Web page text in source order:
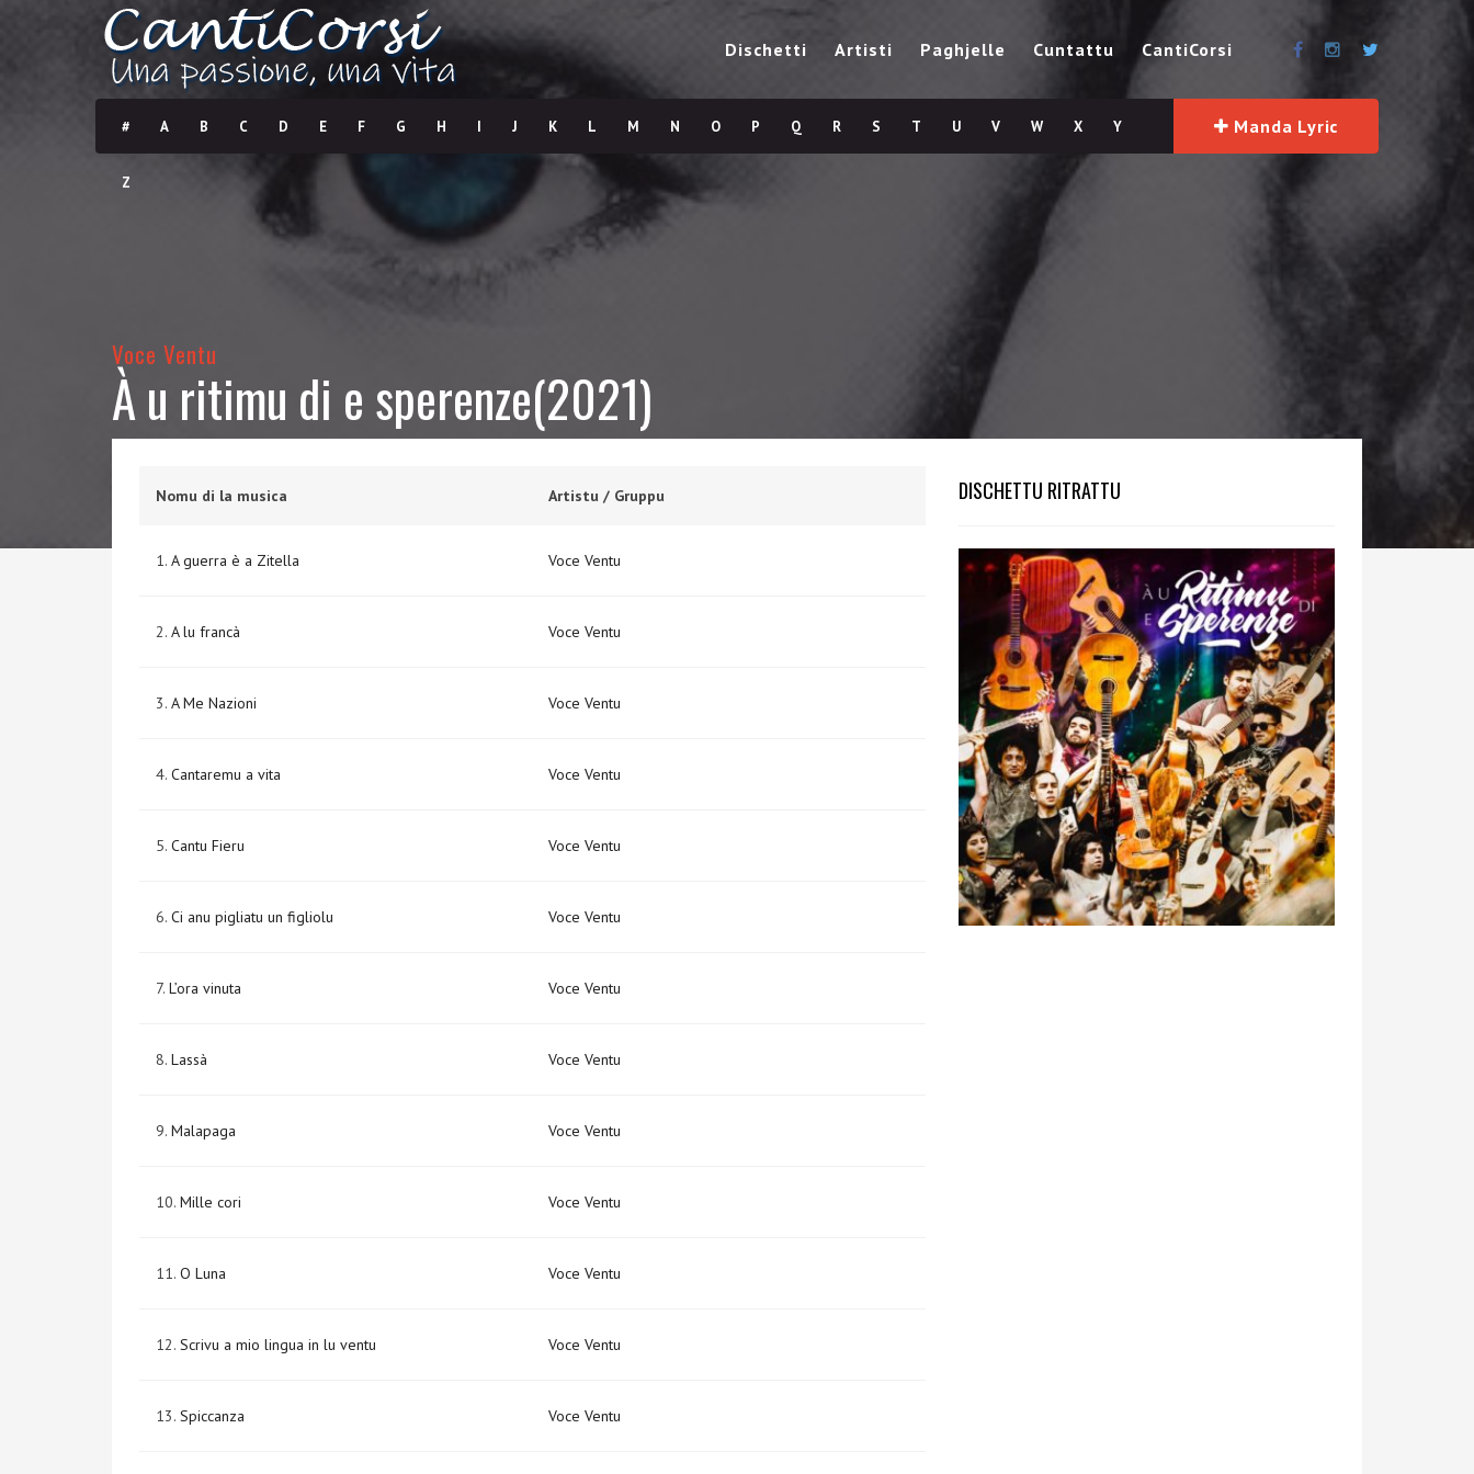
Dischetti Artisti Paghjelle Cuntattu CantiCorsi
# A B C D E F G H I J K L M N O P Q R S T U V W X Y
Z
Manda Lyric
Voce Ventu
À u ritimu di e sperenze(2021)
Nomu di la musica Artistu / Gruppu
1. A guerra è a Zitella Voce Ventu
2. A lu francà Voce Ventu
3. A Me Nazioni Voce Ventu
4. Cantaremu a vita Voce Ventu
5. Cantu Fieru Voce Ventu
6. Ci anu pigliatu un figliolu Voce Ventu
7. L’ora vinuta Voce Ventu
8. Lassà Voce Ventu
9. Malapaga Voce Ventu
10. Mille cori Voce Ventu
11. O Luna Voce Ventu
12. Scrivu a mio lingua in lu ventu Voce Ventu
13. Spiccanza Voce Ventu
DISCHETTU RITRATTU